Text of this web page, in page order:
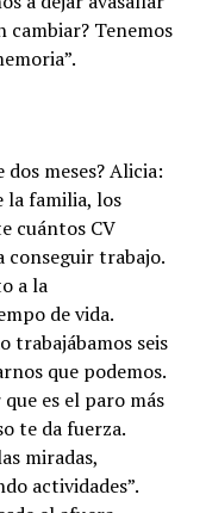
a dejar avasallar
Tenemos
meses? Alicia:
la familia, los
cuántos CV
conseguir trabajo.
a la
de vida.
trabajábamos seis
que podemos.
es el paro más
te da fuerza.
miradas,
actividades”.